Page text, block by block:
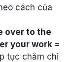
cách của
over to the
your work =
tục chăm chỉ